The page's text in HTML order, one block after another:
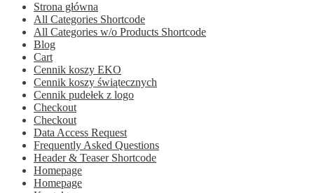
Strona główna
All Categories Shortcode
All Categories w/o Products Shortcode
Blog
Cart
Cennik koszy EKO
Cennik koszy świątecznych
Cennik pudełek z logo
Checkout
Checkout
Data Access Request
Frequently Asked Questions
Header & Teaser Shortcode
Homepage
Homepage